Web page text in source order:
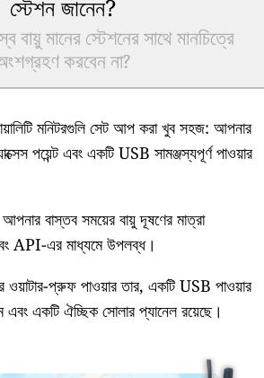
স্টেশন জানেন?
মানের স্টেশনের সাথে মানচিত্রে
করবেন না?
মনিটরগুলি সেট আপ করা খুব সহজ: আপনার
পয়েন্ট এবং একটি USB সামঞ্জস্যপূর্ণ পাওয়ার
বাস্তব সময়ের বায়ু দূষণের মাত্রা
API-এর মাধ্যমে উপলব্ধ।
ওয়াটার-প্রুফ পাওয়ার তার, একটি USB পাওয়ার
এবং একটি ঐচ্ছিক সোলার প্যানেল রয়েছে।